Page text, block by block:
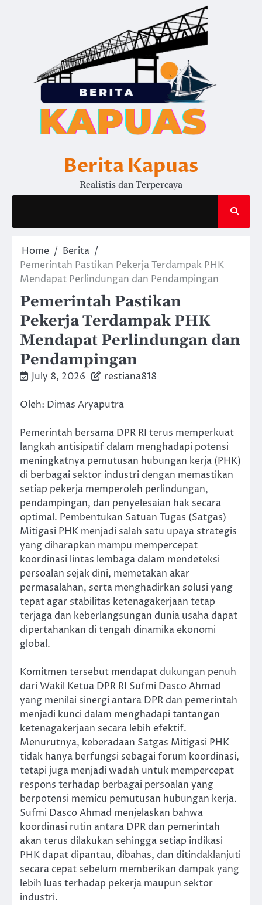
Berita Kapuas
Realistis dan Terpercaya
Home
Berita
Pemerintah Pastikan Pekerja Terdampak PHK
Mendapat Perlindungan dan Pendampingan
Pemerintah Pastikan
Pekerja Terdampak PHK
Mendapat Perlindungan dan
Pendampingan
July 8, 2026 restiana818
Oleh: Dimas Aryaputra
Pemerintah bersama DPR RI terus memperkuat
langkah antisipatif dalam menghadapi potensi
meningkatnya pemutusan hubungan kerja (PHK)
di berbagai sektor industri dengan memastikan
setiap pekerja memperoleh perlindungan,
pendampingan, dan penyelesaian hak secara
optimal. Pembentukan Satuan Tugas (Satgas)
Mitigasi PHK menjadi salah satu upaya strategis
yang diharapkan mampu mempercepat
koordinasi lintas lembaga dalam mendeteksi
persoalan sejak dini, memetakan akar
permasalahan, serta menghadirkan solusi yang
tepat agar stabilitas ketenagakerjaan tetap
terjaga dan keberlangsungan dunia usaha dapat
dipertahankan di tengah dinamika ekonomi
global.
Komitmen tersebut mendapat dukungan penuh
dari Wakil Ketua DPR RI Sufmi Dasco Ahmad
yang menilai sinergi antara DPR dan pemerintah
menjadi kunci dalam menghadapi tantangan
ketenagakerjaan secara lebih efektif.
Menurutnya, keberadaan Satgas Mitigasi PHK
tidak hanya berfungsi sebagai forum koordinasi,
tetapi juga menjadi wadah untuk mempercepat
respons terhadap berbagai persoalan yang
berpotensi memicu pemutusan hubungan kerja.
Sufmi Dasco Ahmad menjelaskan bahwa
koordinasi rutin antara DPR dan pemerintah
akan terus dilakukan sehingga setiap indikasi
PHK dapat dipantau, dibahas, dan ditindaklanjuti
secara cepat sebelum memberikan dampak yang
lebih luas terhadap pekerja maupun sektor
industri.